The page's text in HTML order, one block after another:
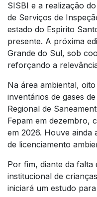
SISBI e a realização
de Serviços de
estado do Espirito
presente. A próxima
Grande do Sul, sob
reforçando a
Na área ambiental,
inventários de gases
Regional de
Fepam em dezembro,
em 2026. Houve ainda
de licenciamento
Por fim, diante da falta
institucional de
iniciará um estudo